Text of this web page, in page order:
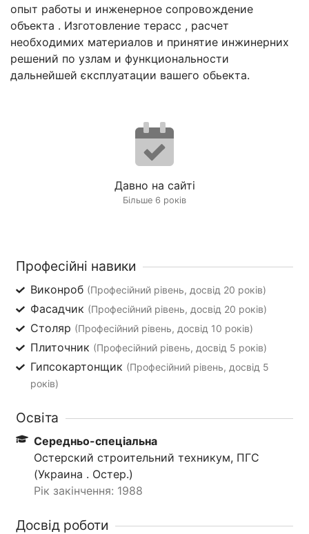
опыт работы и инженерное сопровождение
объекта . Изготовление терасс , расчет
необходимих материалов и принятие инжинерних
решений по узлам и функциональности
дальнейшей єксплуатации вашего обьекта.
Давно на сайті
Більше 6 років
Професійні навики
Виконроб (Професійний рівень, досвід 20 років)
Фасадчик (Професійний рівень, досвід 20 років)
Столяр (Професійний рівень, досвід 10 років)
Плиточник (Професійний рівень, досвід 5 років)
Гипсокартонщик (Професійний рівень, досвід 5
років)
Освіта
Середньо-спеціальна
Остерский строительний техникум, ПГС
(Украина . Остер.)
Рік закінчення: 1988
Досвід роботи